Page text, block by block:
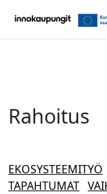
Rahoitus
EKOSYSTEEMITYÖ
TAPAHTUMAT